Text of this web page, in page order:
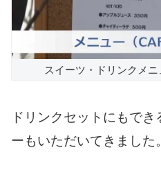
スイーツ・ドリンクメニ
ドリンクセットにもで
ーもいただいてきました。